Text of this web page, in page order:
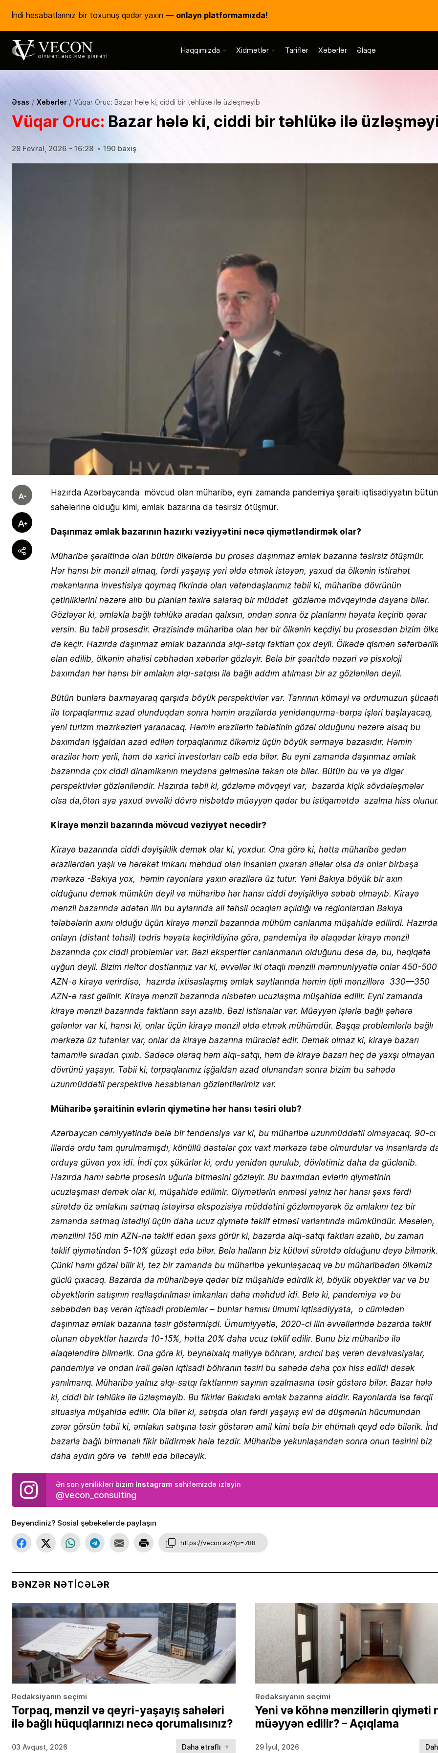
İndi hesabatlarınız bir toxunuş qədər yaxın — onlayn platformamızda!
Vecon Consulting
Haqqımızda Xidmətlər Tariflər Xəbərlər Əlaqə
Əsas Xəbərlər Vüqar Oruc: Bazar hələ ki, ciddi bir təhlükə ilə üzləşməyib
Vüqar Oruc: Bazar hələ ki, ciddi bir təhlükə ilə
28 Fevral, 2026 - 16:28 190 baxış
Hazırda Azərbaycanda mövcud olan müharibə, eyni zamanda pandemiya şəraiti iqtisadiyyatın bütün
sahələrinə olduğu kimi, əmlak bazarına da təsirsiz ötüşmür.
Daşınmaz əmlak bazarının hazırkı vəziyyətini necə qiymətləndirmək olar?
Müharibə şəraitində olan bütün ölkələrdə bu proses daşınmaz əmlak bazarına təsirsiz ötüşmür.
Hər hansı bir mənzil almaq, fərdi yaşayış yeri əldə etmək istəyən, yaxud da ölkənin istirahət
məkanlarına investisiya qoymaq fikrində olan vətəndaşlarımız təbii ki, müharibə dövrünün
çətinliklərini nəzərə alıb bu planları təxirə salaraq bir müddət gözləmə mövqeyində dayana bilər.
Gözləyər ki, əmlakla bağlı təhlükə aradan qalxsın, ondan sonra öz planlarını həyata keçirib qərar
versin. Bu təbii prosesdir. Ərazisində müharibə olan hər bir ölkənin keçdiyi bu prosesdən bizim
də keçir. Hazırda daşınmaz əmlak bazarında alqı-satqı faktları çox deyil. Ölkədə qismən
elan edilib, ölkənin əhalisi cəbhədən xəbərlər gözləyir. Belə bir şəaritdə nəzəri və pisxoloji
baxımdan hər hansı bir əmlakın alqı-satqısı ilə bağlı addım atılması bir az gözlənilən deyil.
Bütün bunlara baxmayaraq qarşıda böyük perspektivlər var. Tanrının köməyi və ordumuzun şücaəti
ilə torpaqlarımız azad olunduqdan sonra həmin ərazilərdə yenidənqurma-bərpa işləri başlayacaq,
yeni turizm məzrkəzləri yaranacaq. Həmin ərazilərin təbiətinin gözəl olduğunu nəzərə alsaq bu
baxımdan işğaldan azad edilən torpaqlarımız ölkəmiz üçün böyük sərmayə bazasıdır. Həmin
ərazilər həm yerli, həm də xarici investorları cəlb edə bilər. Bu eyni zamanda daşınmaz əmlak
bazarında çox ciddi dinamikanın meydana gəlməsinə təkan ola bilər. Bütün bu və ya digər
perspektivlər gözləniləndir. Hazırda təbii ki, gözləmə mövqeyi var, bazarda kiçik sövdələşmələr
olsa da,ötən aya yaxud əvvəlki dövrə nisbətdə müəyyən qədər bu istiqamətdə azalma hiss
Kirayə mənzil bazarında mövcud vəziyyət necədir?
Kirayə bazarında ciddi dəyişiklik demək olar ki, yoxdur. Ona görə ki, hətta müharibə gedən
ərazilərdən yaşlı və hərəkət imkanı məhdud olan insanları çıxaran ailələr olsa da onlar birbaşa
mərkəzə -Bakıya yox, həmin rayonlara yaxın ərazilərə üz tutur. Yəni Bakıya böyük bir axın
olduğunu demək mümkün deyil və müharibə hər hansı ciddi dəyişikliyə səbəb olmayıb. Kirayə
mənzil bazarında adətən ilin bu aylarında ali təhsil ocaqları açıldığı və regionlardan Bakıya
tələbələrin axını olduğu üçün kirayə mənzil bazarında mühüm canlanma müşahidə edilirdi. Hazırda
onlayn (distant təhsil) tədris həyata keçirildiyinə görə, pandemiya ilə əlaqədar kirayə mənzil
bazarında çox ciddi problemlər var. Bəzi ekspertlər canlanmanın olduğunu desə də, bu, həqiqətə
uyğun deyil. Bizim rieltor dostlarımız var ki, əvvəllər iki otaqlı mənzili məmnuniyyətlə onlar 450-500
AZN-ə kirayə verirdisə, hazırda ixtisaslaşmış əmlak saytlarında həmin tipli mənzillərə 330—350
AZN-ə rast gəlinir. Kirayə mənzil bazarında nisbətən ucuzlaşma müşahidə edilir. Eyni zamanda
kirayə mənzil bazarında faktların sayı azalıb. Bəzi istisnalar var. Müəyyən işlərlə bağlı şəhərə
gələnlər var ki, hansı ki, onlar üçün kirayə mənzil əldə etmək mühümdür. Başqa problemlərlə bağlı
mərkəzə üz tutanlar var, onlar da kirayə bazarına müraciət edir. Demək olmaz ki, kirayə bazarı
tamamilə sıradan çıxıb. Sadəcə olaraq həm alqı-satqı, həm də kirayə bazarı heç də yaxşı olmayan
dövrünü yaşayır. Təbii ki, torpaqlarımız işğaldan azad olunandan sonra bizim bu sahədə
uzunmüddətli perspektivə hesablanan gözləntilərimiz var.
Müharibə şəraitinin evlərin qiymətinə hər hansı təsiri olub?
Azərbaycan cəmiyyətində belə bir tendensiya var ki, bu müharibə uzunmüddətli olmayacaq. 90-cı
illərdə ordu tam qurulmamışdı, könüllü dəstələr çox vaxt mərkəzə tabe olmurdular və insanlarda
orduya güvən yox idi. İndi çox şükürlər ki, ordu yenidən qurulub, dövlətimiz daha da güclənib.
Hazırda hamı səbrlə prosesin uğurla bitməsini gözləyir. Bu baxımdan evlərin qiymətinin
ucuzlaşması demək olar ki, müşahidə edilmir. Qiymətlərin enməsi yalnız hər hansı şəxs fərdi
sürətdə öz əmlakını satmaq istəyirsə ekspozisiya müddətini gözləməyərək öz əmlakını tez bir
zamanda satmaq istədiyi üçün daha ucuz qiymətə təklif etməsi variantında mümkündür. Məsələn,
mənzilini 150 min AZN-nə təklif edən şəxs görür ki, bazarda alqı-satqı faktları azalıb, bu zaman
təklif qiymətindən 5-10% güzəşt edə bilər. Belə halların biz kütləvi sürətdə olduğunu deyə bilmərik.
Çünki hamı gözəl bilir ki, tez bir zamanda bu müharibə yekunlaşacaq və bu müharibədən ölkəmiz
güclü çıxacaq. Bazarda da müharibəyə qədər biz müşahidə edirdik ki, böyük obyektlər var və bu
obyektlərin satışının reallaşdırılması imkanları daha məhdud idi. Belə ki, pandemiya və bu
səbəbdən baş verən iqtisadi problemlər – bunlar hamısı ümumi iqtisadiyyata, o cümlədən
daşınmaz əmlak bazarına təsir göstərmişdi. Ümumiyyətlə, 2020-ci ilin əvvəllərində bazarda təklif
olunan obyektlər hazırda 10-15%, hətta 20% daha ucuz təklif edilir. Bunu biz müharibə ilə
əlaqələndirə bilmərik. Ona görə ki, beynəlxalq maliyyə böhranı, ardıcıl baş verən devalvasiyalar,
pandemiya və ondan irəli gələn iqtisadi böhranın təsiri bu sahədə daha çox hiss edildi desək
yanılmarıq. Müharibə yalnız alqı-satqı faktlarının sayının azalmasına təsir göstərə bilər. Bazar hələ
ki, ciddi bir təhlükə ilə üzləşməyib. Bu fikirlər Bakıdakı əmlak bazarına aiddir. Rayonlarda isə fərqli
situasiya müşahidə edilir. Ola bilər ki, satışda olan fərdi yaşayış evi də düşmənin hücumundan
zərər görsün təbii ki, əmlakın satışına təsir göstərən amil kimi belə bir ehtimalı qeyd edə bilərik.
bazarla bağlı birmənalı fikir bildirmək hələ tezdir. Müharibə yekunlaşandan sonra onun təsirini biz
daha aydın görə və təhlil edə biləcəyik.
Ən son yenilikləri bizim Instagram səhifəmizdə izləyin
@vecon_consulting
Bəyəndiniz? Sosial şəbəkələrdə paylaşın
https://vecon.az/?p=788
BƏNZƏR NƏTICƏLƏR
Redaksiyanın seçimi
Torpaq, mənzil və qeyri-yaşayış sahələri
ilə bağlı hüquqlarınızı necə qorumalısınız?
03 Avqust, 2026 Daha ətraflı
Redaksiyanın seçimi
Yeni və köhnə mənzillərin qiyməti
müəyyən edilir? – Açıqlama
29 İyul, 2026